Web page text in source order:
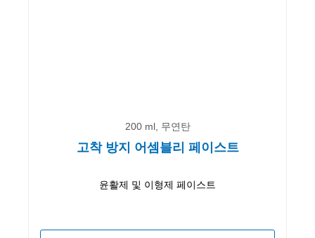
200 ml, 무연탄
고착 방지 어셈블리 페이스트
윤활제 및 이형제 페이스트